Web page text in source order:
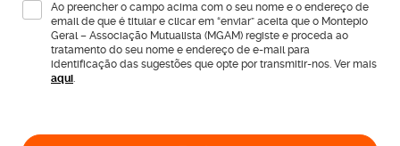
Ao preencher o campo acima com o seu nome e o endereço de
email de que é titular e clicar em “enviar” aceita que o Montepio
Geral – Associação Mutualista (MGAM) registe e proceda ao
tratamento do seu nome e endereço de e-mail para
identificação das sugestões que opte por transmitir-nos. Ver mais
aqui.